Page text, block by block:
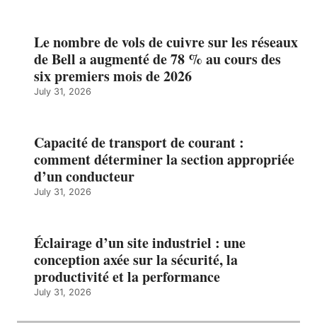
Le nombre de vols de cuivre sur les réseaux
de Bell a augmenté de 78 % au cours des
six premiers mois de 2026
July 31, 2026
Capacité de transport de courant :
comment déterminer la section appropriée
d’un conducteur
July 31, 2026
Éclairage d’un site industriel : une
conception axée sur la sécurité, la
productivité et la performance
July 31, 2026